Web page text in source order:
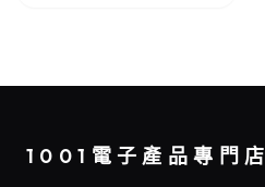
1001電子產品專門店